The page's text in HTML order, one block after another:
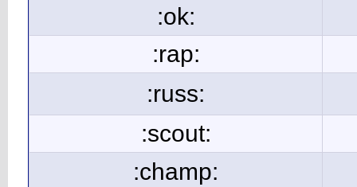
:ok:
:rap:
:russ:
:scout:
:champ: